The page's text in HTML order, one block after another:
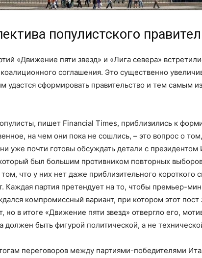
популистского
«Движение пяти звезд» и «Лига севера»
соглашения. Это существенно
удастся сформировать правительство и тем самым
пишет Financial Times, приблизились к
на чем они пока не сошлись, – это вопрос о
уже почти готовы обсуждать детали с президентом
был большим противником повторных
что у них нет даже приблизительного короткого
Каждая партия претендует на то, чтобы премьер-
компромиссный вариант, при котором этот пост
но в итоге «Движение пяти звезд» отвергло его,
должен быть фигурой политической, а не
переговоров между партиями-победителями